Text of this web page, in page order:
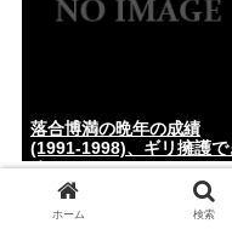
落合博満の晩年の成績
(1991-1998)、ギリ擁護で
るwww
ホーム 検索